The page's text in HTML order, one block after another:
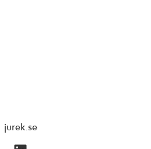
jurek.se